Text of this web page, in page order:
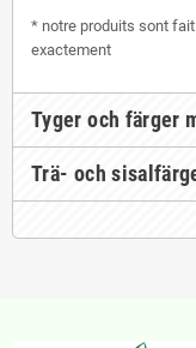
* notre produits sont
exactement
Tyger och färger
Trä- och